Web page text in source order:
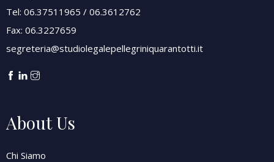
Tel: 06.37511965 / 06.3612762
Fax: 06.3227659
segreteria@studiolegalepellegriniquarantotti.it
About Us
Chi Siamo